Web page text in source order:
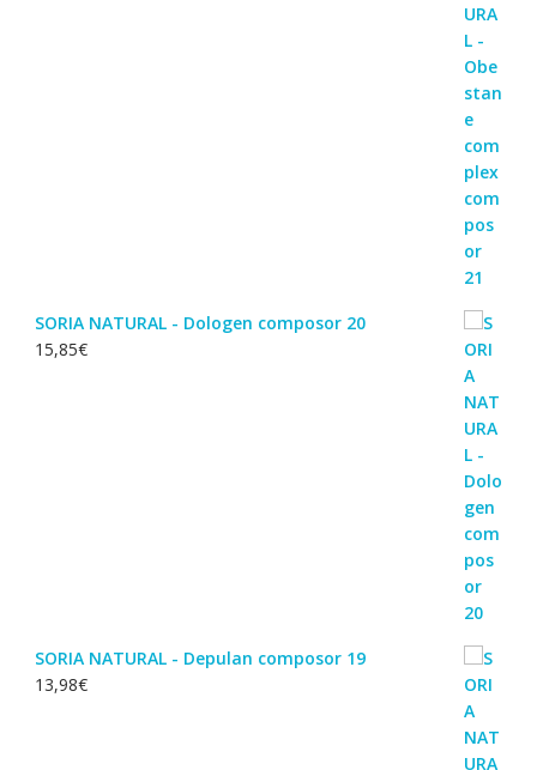
SORIA NATURAL - Dologen composor 20
15,85€
SORIA NATURAL - Depulan composor 19
13,98€